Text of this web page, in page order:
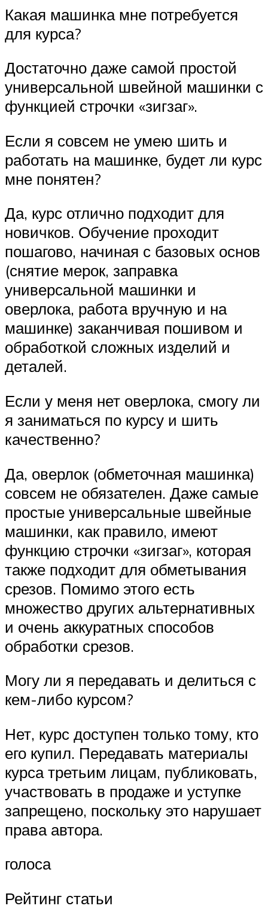
Какая машинка мне потребуется
для курса?
Достаточно даже самой простой
универсальной швейной машинки с
функцией строчки «зигзаг».
Если я совсем не умею шить и
работать на машинке, будет ли курс
мне понятен?
Да, курс отлично подходит для
новичков. Обучение проходит
пошагово, начиная с базовых основ
(снятие мерок, заправка
универсальной машинки и
оверлока, работа вручную и на
машинке) заканчивая пошивом и
обработкой сложных изделий и
деталей.
Если у меня нет оверлока, смогу ли
я заниматься по курсу и шить
качественно?
Да, оверлок (обметочная машинка)
совсем не обязателен. Даже самые
простые универсальные швейные
машинки, как правило, имеют
функцию строчки «зигзаг», которая
также подходит для обметывания
срезов. Помимо этого есть
множество других альтернативных
и очень аккуратных способов
обработки срезов.
Могу ли я передавать и делиться с
кем-либо курсом?
Нет, курс доступен только тому, кто
его купил. Передавать материалы
курса третьим лицам, публиковать,
участвовать в продаже и уступке
запрещено, поскольку это нарушает
права автора.
голоса
Рейтинг статьи